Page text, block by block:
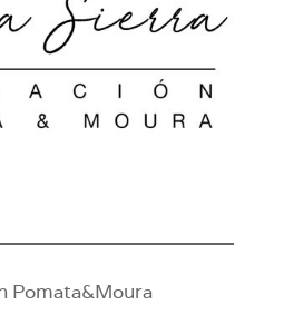
Pomata&Moura